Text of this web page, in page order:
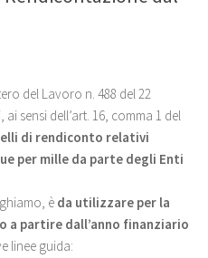
del Lavoro n. 488 del 22
sensi dell’art. 16, comma 1 del
di rendiconto relativi
per mille da parte degli Enti
è da utilizzare per la
partire dall’anno finanziario
linee guida: